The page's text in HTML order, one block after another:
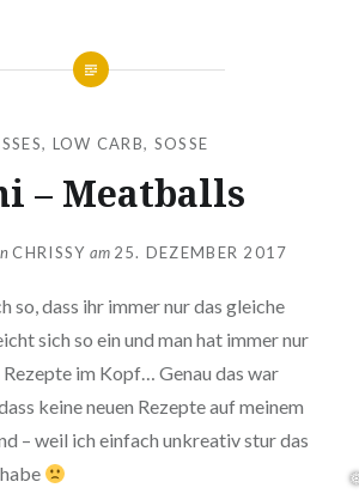
, LOW CARB, SOSSE
– Meatballs
CHRISSY am 25. DEZEMBER 2017
so, dass ihr immer nur das gleiche
sich so ein und man hat immer nur
im Kopf… Genau das war
keine neuen Rezepte auf meinem
– weil ich einfach unkreativ stur das